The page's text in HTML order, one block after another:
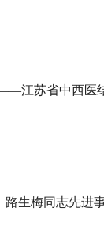
江苏省中西医
路生梅同志先进